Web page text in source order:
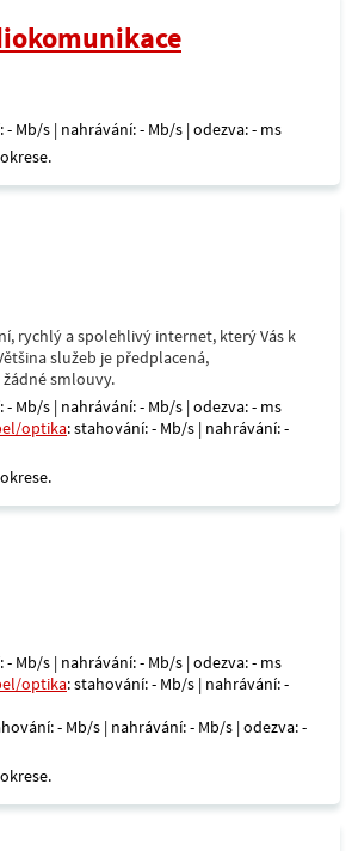
- Mb/s | nahrávání: - Mb/s | odezva: - ms
rychlý a spolehlivý internet, který Vás k
služeb je předplacená,
smlouvy.
- Mb/s | nahrávání: - Mb/s | odezva: - ms
optika: stahování: - Mb/s | nahrávání: -
- Mb/s | nahrávání: - Mb/s | odezva: - ms
optika: stahování: - Mb/s | nahrávání: -
- Mb/s | nahrávání: - Mb/s | odezva: -